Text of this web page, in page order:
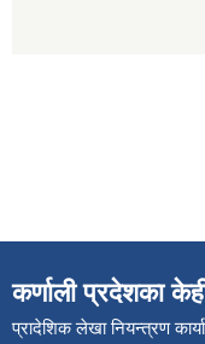
कर्णाली प्रदेशका
प्रादेशिक लेखा नियन्त्रण